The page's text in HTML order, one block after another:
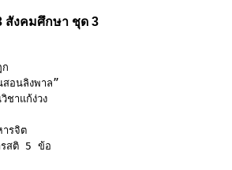
สังคมศึกษา ชุด 3
ก
อนลิงพาล”
รจิต